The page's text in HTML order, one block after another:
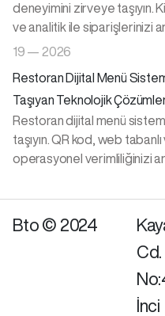
deneyimini zirveye taşıyın.
ve analitik ile siparişlerinizi
19 — 2026
Restoran Dijital Menü
Taşıyan Teknolojik
Restoran dijital menü
taşıyın. QR kod, web
operasyonel verimliliğinizi
Bto © 2024
Cd.
İnci